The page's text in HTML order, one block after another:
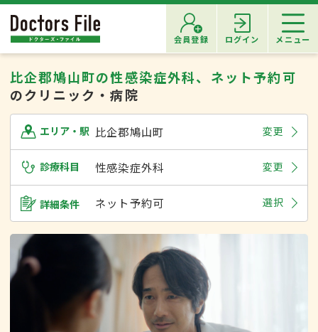
会員登録 ログイン メニュー
比企郡鳩山町の性感染症外科、ネット予約可
のクリニック・病院
エリア・駅 比企郡鳩山町 変更
診療科目 性感染症外科 変更
詳細条件 ネット予約可 選択